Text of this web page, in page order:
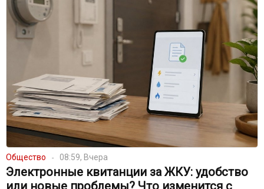
Общество 08:59, Вчера
Электронные квитанции за ЖКУ: удобство
или новые проблемы? Что изменится с